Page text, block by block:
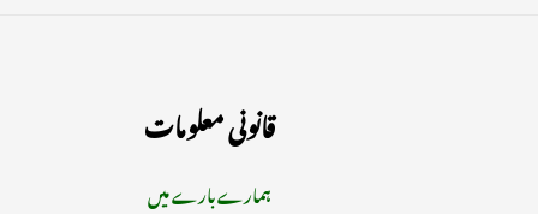
قانونی معلومات
ہمارے بارے میں